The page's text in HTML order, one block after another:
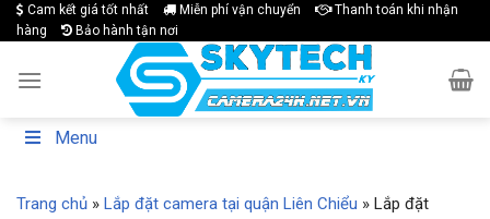
Skip
to
Cam kết giá tốt nhất Miễn phí vận chuyển
Thanh toán khi nhận
hàng
Bảo hành tận nơi
Menu
Trang chủ » Lắp đặt camera tại quận Liên Chiểu » Lắp đặt